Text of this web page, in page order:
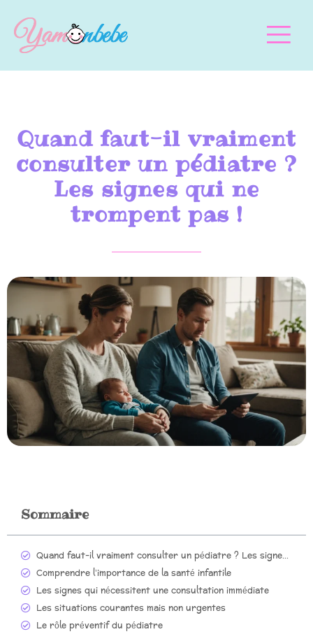
Quand faut-il vraiment
consulter un pédiatre ?
Les signes qui ne
trompent pas !
Sommaire
Quand faut-il vraiment consulter un pédiatre ? Les signes qui ne trompent pas !
Comprendre l’importance de la santé infantile
Les signes qui nécessitent une consultation immédiate
Les situations courantes mais non urgentes
Le rôle préventif du pédiatre